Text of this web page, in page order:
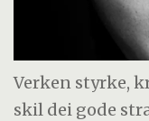
Verken styrke,
skil dei gode